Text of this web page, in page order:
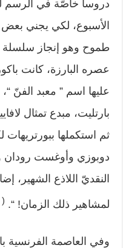
دروساً خاصّة في الرسم
الأسبوع، لكي يجني بعض
طموح وهو إنجاز سلسلة
عصره البارزة، كانت
عليها اسم ” معبد الفنّ
بارتليت، مبدع تمثال
ثم استكملها
دوبوزي وأوغست رودان
النقديّ اللاذع الشهير،
لمشاهير ذلك الزمان! “. )
وفي العاصمة الفرنسية